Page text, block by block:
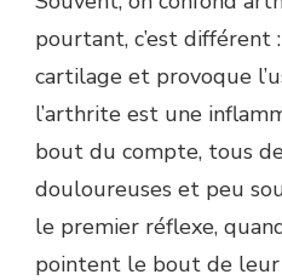
pourtant, c’est différent
cartilage et provoque
l’arthrite est une
bout du compte, tous
douloureuses et peu
le premier réflexe,
pointent le bout de